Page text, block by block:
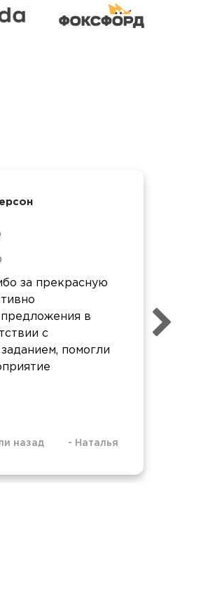
за прекрасную
в
с
помогли
назад - Наталья